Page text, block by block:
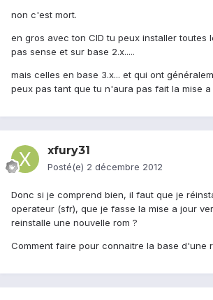
non c'est mort.
en gros avec ton CID tu peux installer toutes
pas sense et sur base 2.x.....
mais celles en base 3.x... et qui ont
peux pas tant que tu n'aura pas fait la mise a
xfury31
Posté(e) 2 décembre 2012
Donc si je comprend bien, il faut que je
operateur (sfr), que je fasse la mise a jour
reinstalle une nouvelle rom ?
Comment faire pour connaitre la base d'une